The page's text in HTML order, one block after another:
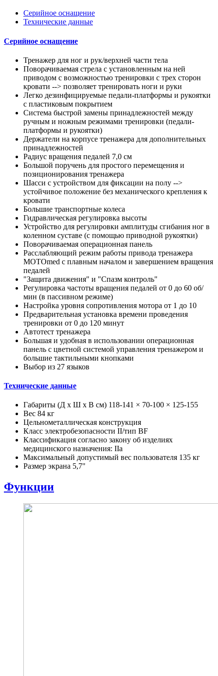
Серийное оснащение
Технические данные
Серийное оснащение
Тренажер для ног и рук/верхней части тела
Поворачиваемая стрела с установленным на ней
приводом с возможностью тренировки с трех сторон
кровати --> позволяет тренировать ноги и руки
Легко дезинфицируемые педали-платформы и рукоятки
с пластиковым покрытием
Система быстрой замены принадлежностей между
ручным и ножным режимами тренировки (педали-
платформы и рукоятки)
Держатели на корпусе тренажера для дополнительных
принадлежностей
Радиус вращения педалей 7,0 см
Большой поручень для простого перемещения и
позиционирования тренажера
Шасси с устройством для фиксации на полу -->
устойчивое положение без механического крепления к
кровати
Большие транспортные колеса
Гидравлическая регулировка высоты
Устройство для регулировки амплитуды сгибания ног в
коленном суставе (с помощью приводной рукоятки)
Поворачиваемая операционная панель
Расслабляющий режим работы привода тренажера
MOTOmed с плавным началом и завершением вращения
педалей
"Защита движения" и "Спазм контроль"
Регулировка частоты вращения педалей от 0 до 60 об/
мин (в пассивном режиме)
Настройка уровня сопротивления мотора от 1 до 10
Предварительная установка времени проведения
тренировки от 0 до 120 минут
Автотест тренажера
Большая и удобная в использовании операционная
панель с цветной системой управления тренажером и
большие тактильными кнопками
Выбор из 27 языков
Технические данные
Габариты (Д х Ш х В см) 118-141 × 70-100 × 125-155
Вес 84 кг
Цельнометаллическая конструкция
Класс электробезопасности II/тип BF
Классификация согласно закону об изделиях
медицинского назначения: IIa
Максимальный допустимый вес пользователя 135 кг
Размер экрана 5,7"
Функции